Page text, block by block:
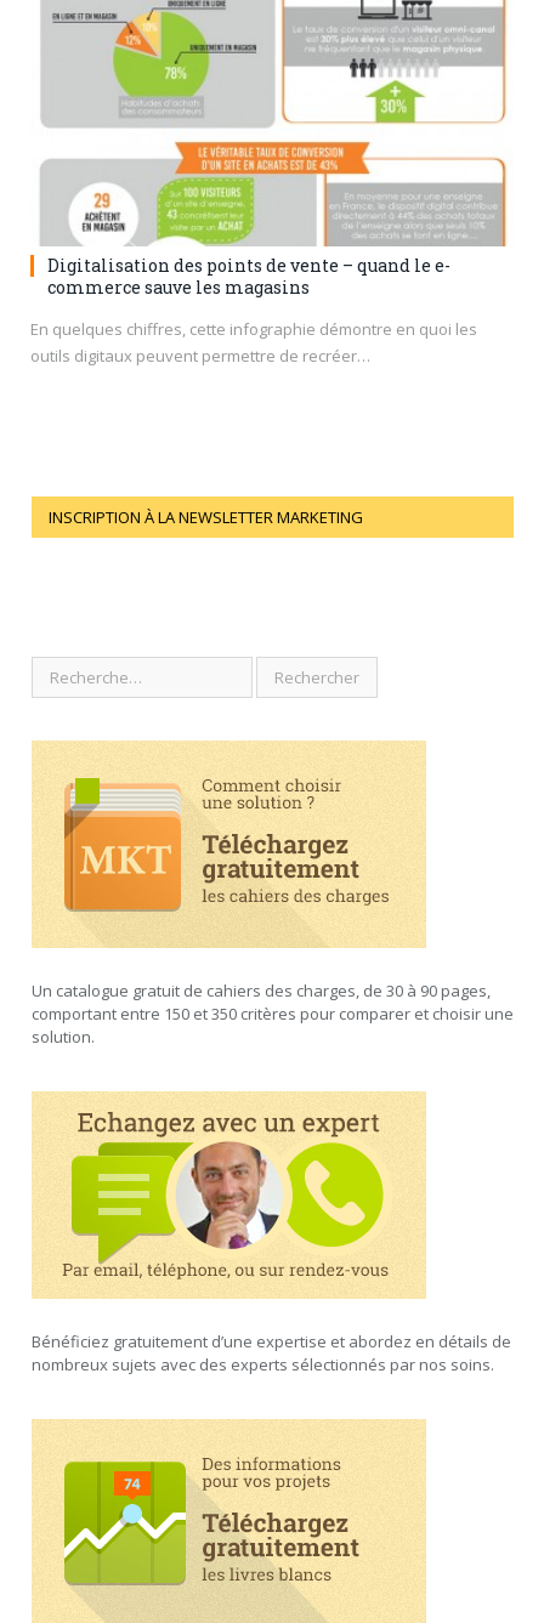
Digitalisation des points de vente – quand le e-
commerce sauve les magasins
En quelques chiffres, cette infographie démontre en quoi les
outils digitaux peuvent permettre de recréer…
INSCRIPTION À LA NEWSLETTER MARKETING
Un catalogue gratuit de cahiers des charges, de 30 à 90 pages,
comportant entre 150 et 350 critères pour comparer et choisir une
solution.
Bénéficiez gratuitement d’une expertise et abordez en détails de
nombreux sujets avec des experts sélectionnés par nos soins.